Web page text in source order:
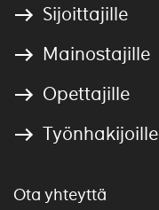
Sijoittajille
Mainostajille
Opettajille
Työnhakijoille
Ota yhteyttä